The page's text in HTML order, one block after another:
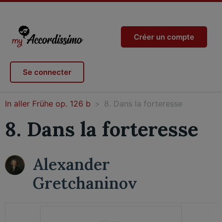
Créer un compte
Se connecter
In aller Frühe op. 126 b 8. Dans la forteresse
8. Dans la forteresse
Alexander
Gretchaninov